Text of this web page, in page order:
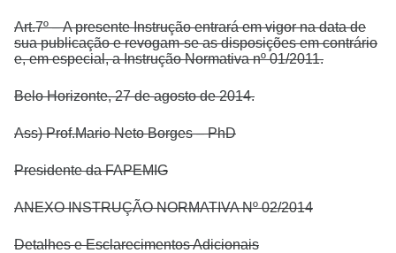
Art.7º – A presente Instrução entrará em vigor na data de
sua publicação e revogam-se as disposições em contrário
e, em especial, a Instrução Normativa nº 01/2011.
Belo Horizonte, 27 de agosto de 2014.
Ass) Prof.Mario Neto Borges – PhD
Presidente da FAPEMIG
ANEXO INSTRUÇÃO NORMATIVA Nº 02/2014
Detalhes e Esclarecimentos Adicionais